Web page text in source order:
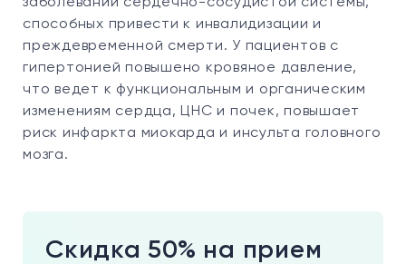
способных привести к инвалидизации и
преждевременной смерти. У пациентов с
гипертонией повышено кровяное давление,
что ведет к функциональным и органическим
изменениям сердца, ЦНС и почек, повышает
риск инфаркта миокарда и инсульта головного
мозга.
Скидка 50% на прием